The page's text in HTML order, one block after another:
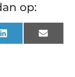
op:
LinkedIn Email